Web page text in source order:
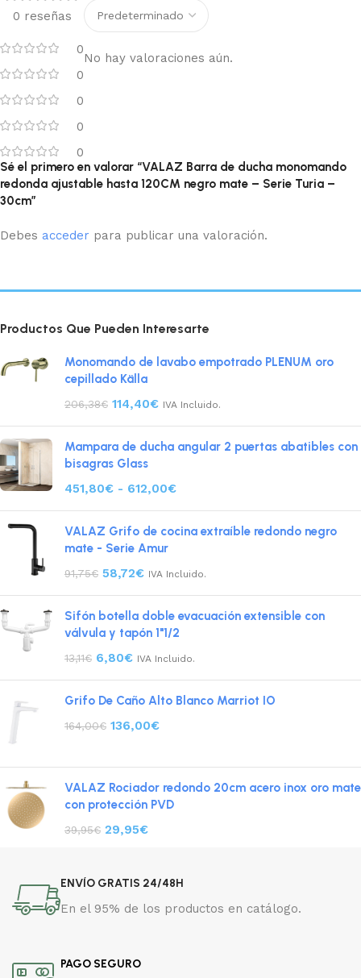
0 reseñas
0
0
0
0
0
No hay valoraciones aún.
Sé el primero en valorar “VALAZ Barra de ducha monomando
redonda ajustable hasta 120CM negro mate – Serie Turia –
30cm”
Debes acceder para publicar una valoración.
Productos Que Pueden Interesarte
Monomando de lavabo empotrado PLENUM oro
cepillado Källa
206,38€ 114,40€ IVA Incluido.
Mampara de ducha angular 2 puertas abatibles con
bisagras Glass
451,80€ - 612,00€
VALAZ Grifo de cocina extraíble redondo negro
mate - Serie Amur
91,75€ 58,72€ IVA Incluido.
Sifón botella doble evacuación extensible con
válvula y tapón 1"1/2
13,11€ 6,80€ IVA Incluido.
Grifo De Caño Alto Blanco Marriot IO
164,00€ 136,00€
VALAZ Rociador redondo 20cm acero inox oro mate
con protección PVD
39,95€ 29,95€
ENVÍO GRATIS 24/48H
En el 95% de los productos en catálogo.
PAGO SEGURO